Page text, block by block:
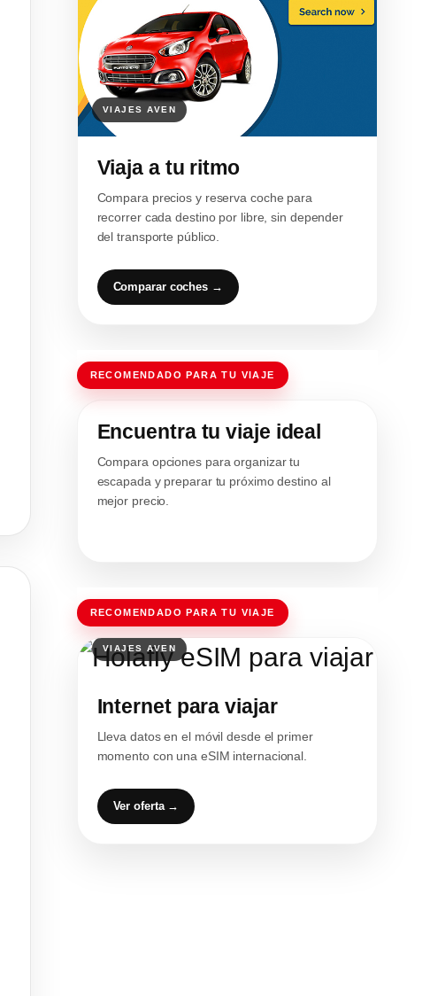
Viaja a tu ritmo
Compara precios y reserva coche para
recorrer cada destino por libre, sin depender
del transporte público.
Comparar coches →
RECOMENDADO PARA TU VIAJE
Encuentra tu viaje ideal
Compara opciones para organizar tu
escapada y preparar tu próximo destino al
mejor precio.
RECOMENDADO PARA TU VIAJE
Internet para viajar
Lleva datos en el móvil desde el primer
momento con una eSIM internacional.
Ver oferta →